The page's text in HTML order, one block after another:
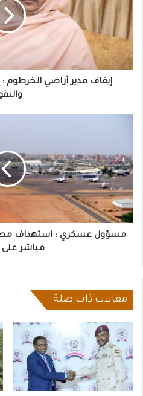
الخرطوم
مواجهة
نادرة
بين
القانون
إيقاف مدير أراضي الخرطوم :
استهداف
مطار
الخرطوم
سيقابله
قصف
مباشر
علىمسؤول عسكري : استهداف
مباشر على
مقالات ذات صلة